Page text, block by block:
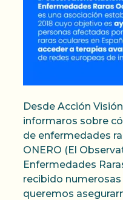
Desde Acción
informaros sobre
de enfermedades
ONERO (El
Enfermedades
recibido
queremos